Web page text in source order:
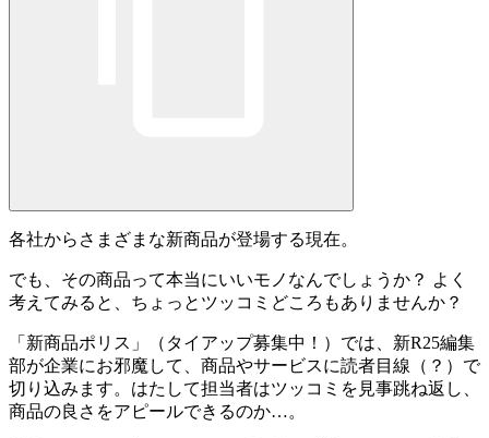
各社からさまざまな新商品が登場する現在。
でも、その商品って本当にいいモノなんでしょうか？ よく
考えてみると、ちょっとツッコミどころもありませんか？
「 新商品ポリス 」（タイアップ募集中！）では、新R25編集
部が企業にお邪魔して、商品やサービスに読者目線（？）で
切り込みます。はたして担当者はツッコミを見事跳ね返し、
商品の良さをアピールできるのか…。